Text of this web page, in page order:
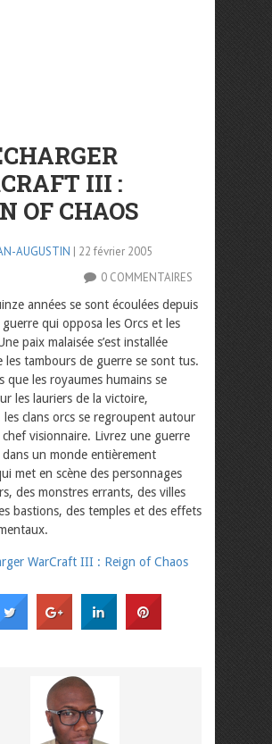
III :
OF CHAOS
AUGUSTIN | 22 février 2005
0 COMMENTAIRES
années se sont écoulées depuis
guerre qui opposa les Orcs et les
paix malaisée s’est installée
les tambours de guerre se sont tus.
que les royaumes humains se
les lauriers de la victoire,
les clans orcs se regroupent autour
chef visionnaire. Livrez une guerre
dans un monde entièrement
met en scène des personnages
des monstres errants, des villes
bastions, des temples et des effets
WarCraft III : Reign of Chaos